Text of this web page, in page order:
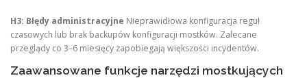
H3: Błędy administracyjne Nieprawidłowa konfiguracja reguł
czasowych lub brak backupów konfiguracji mostków. Zalecane
przeglądy co 3–6 miesięcy zapobiegają większości incydentów.
Zaawansowane funkcje narzędzi mostkujących